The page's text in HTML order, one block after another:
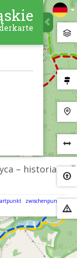
×
– historia
zwischenpunkt